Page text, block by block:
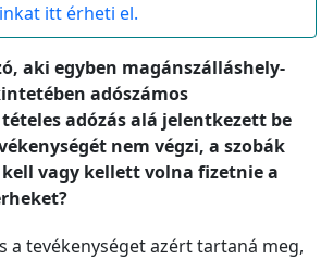
itt érheti el.
aki egyben magánszálláshely-
adószámos
adózás alá jelentkezett be
nem végzi, a szobák
vagy kellett volna fizetnie a
a tevékenységet azért tartaná meg,